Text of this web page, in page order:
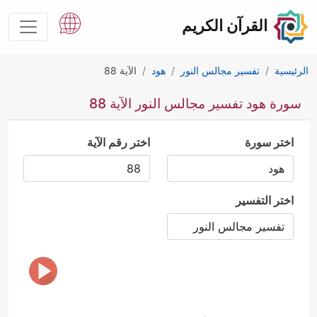
القرآن الكريم
الرئيسية تفسير مجالس النور هود الآية 88
سورة هود تفسير مجالس النور الآية 88
اختر سورة اختر رقم الآية
اختر التفسير